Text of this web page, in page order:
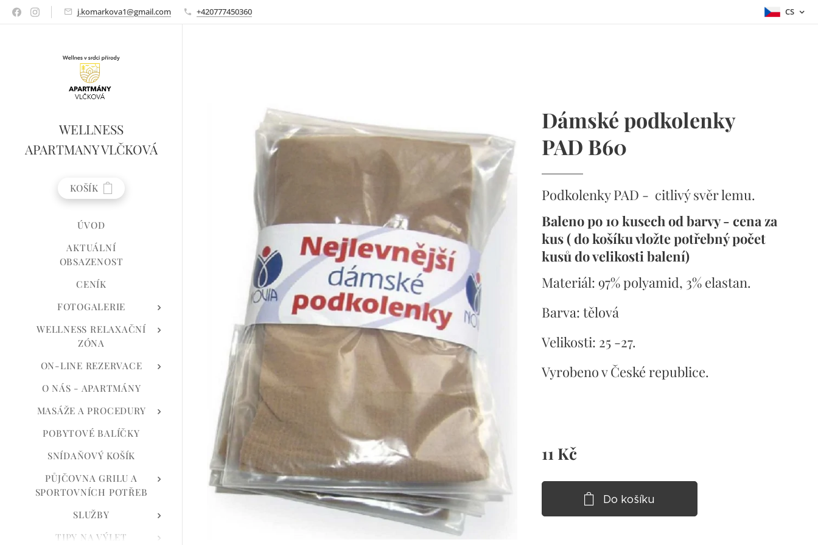
j.komarkova1@gmail.com +420777450360 CS
WELLNESS
APARTMANY VLČKOVÁ
KOŠÍK
ÚVOD
AKTUÁLNÍ
OBSAZENOST
CENÍK
FOTOGALERIE
WELLNESS RELAXAČNÍ
ZÓNA
ON-LINE REZERVACE
O NÁS - APARTMÁNY
MASÁŽE A PROCEDURY
POBYTOVÉ BALÍČKY
SNÍDAŇOVÝ KOŠÍK
PŮJČOVNA GRILU A
SPORTOVNÍCH POTŘEB
SLUŽBY
TIPY NA VÝLET
Dámské podkolenky
PAD B60
Podkolenky PAD - citlivý svěr lemu.
Baleno po 10 kusech od barvy - cena za
kus ( do košíku vložte potřebný počet
kusů do velikosti balení)
Materiál: 97% polyamid, 3% elastan.
Barva: tělová
Velikosti: 25 -27.
Vyrobeno v České republice.
11 Kč
Do košíku